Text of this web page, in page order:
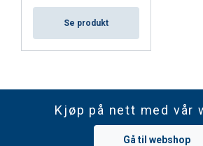
Se produkt
Kjøp på nett med vår
Gå til webshop